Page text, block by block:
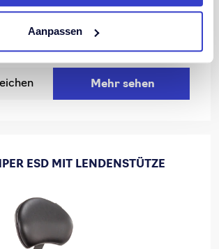
Aanpassen
Mehr sehen
ESD MIT LENDENSTÜTZE